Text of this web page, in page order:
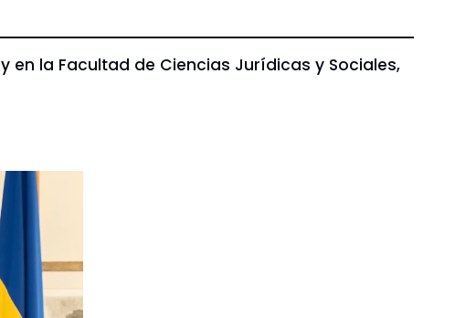
la Facultad de Ciencias Jurídicas y Sociales,